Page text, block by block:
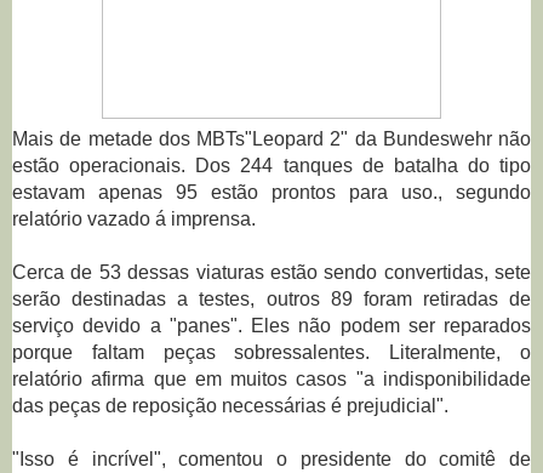
Mais de metade dos MBTs"Leopard 2" da Bundeswehr não
estão operacionais. Dos 244 tanques de batalha do tipo
estavam apenas 95 estão prontos para uso., segundo
relatório vazado á imprensa.
Cerca de 53 dessas viaturas estão sendo convertidas, sete
serão destinadas a testes, outros 89 foram retiradas de
serviço devido a "panes". Eles não podem ser reparados
porque faltam peças sobressalentes. Literalmente, o
relatório afirma que em muitos casos "a indisponibilidade
das peças de reposição necessárias é prejudicial".
"Isso é incrível", comentou o presidente do comitê de